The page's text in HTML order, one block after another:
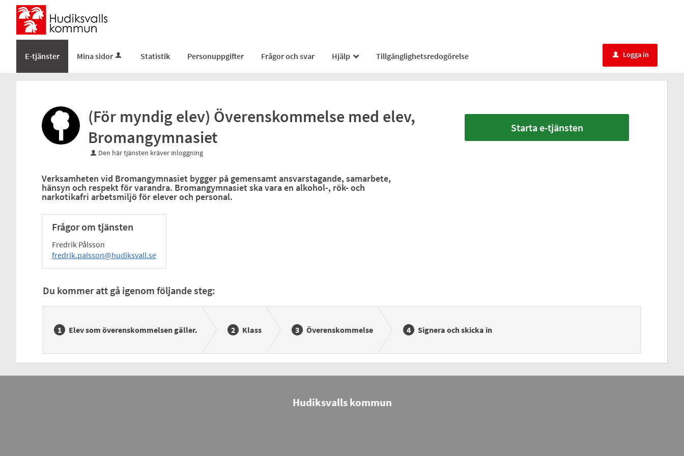
E-tjänster Mina sidor Statistik Personuppgifter Frågor och svar Hjälp _ Tillgänglighetsredogörelse u Logga in
(För myndig elev) Överenskommelse med elev,
Bromangymnasiet
Den här tjänsten kräver inloggning
Verksamheten vid Bromangymnasiet bygger på gemensamt ansvarstagande, samarbete,
hänsyn och respekt för varandra. Bromangymnasiet ska vara en alkohol-, rök- och
narkotikafri arbetsmiljö för elever och personal.
Frågor om tjänsten
Fredrik Pålsson
fredrik.palsson@hudiksvall.se
Starta e-tjänsten
Du kommer att gå igenom följande steg:
Elev som överenskommelsen gäller. Klass Överenskommelse Signera och skicka in
Hudiksvalls kommun